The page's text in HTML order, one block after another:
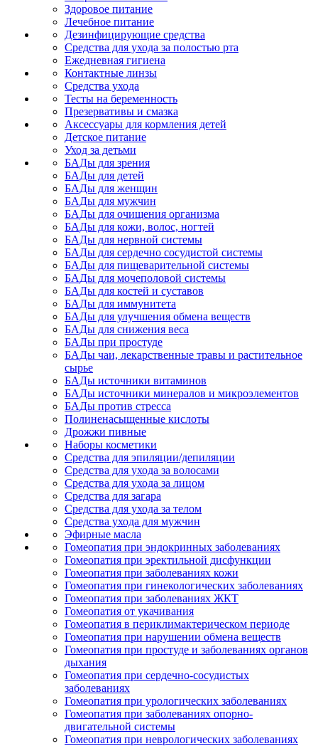
Здоровое питание
Лечебное питание
Дезинфицирующие средства
Средства для ухода за полостью рта
Ежедневная гигиена
Контактные линзы
Средства ухода
Тесты на беременность
Презервативы и смазка
Аксессуары для кормления детей
Детское питание
Уход за детьми
БАДы для зрения
БАДы для детей
БАДы для женщин
БАДы для мужчин
БАДы для очищения организма
БАДы для кожи, волос, ногтей
БАДы для нервной системы
БАДы для сердечно сосудистой системы
БАДы для пищеварительной системы
БАДы для мочеполовой системы
БАДы для костей и суставов
БАДы для иммунитета
БАДы для улучшения обмена веществ
БАДы для снижения веса
БАДы при простуде
БАДы чаи, лекарственные травы и растительное
сырье
БАДы источники витаминов
БАДы источники минералов и микроэлементов
БАДы против стресса
Полиненасыщенные кислоты
Дрожжи пивные
Наборы косметики
Средства для эпиляции/депиляции
Средства для ухода за волосами
Средства для ухода за лицом
Средства для загара
Средства для ухода за телом
Средства ухода для мужчин
Эфирные масла
Гомеопатия при эндокринных заболеваниях
Гомеопатия при эректильной дисфункции
Гомеопатия при заболеваниях кожи
Гомеопатия при гинекологических заболеваниях
Гомеопатия при заболеваниях ЖКТ
Гомеопатия от укачивания
Гомеопатия в периклимактерическом периоде
Гомеопатия при нарушении обмена веществ
Гомеопатия при простуде и заболеваниях органов
дыхания
Гомеопатия при сердечно-сосудистых
заболеваниях
Гомеопатия при урологических заболеваниях
Гомеопатия при заболеваниях опорно-
двигательной системы
Гомеопатия при неврологических заболеваниях